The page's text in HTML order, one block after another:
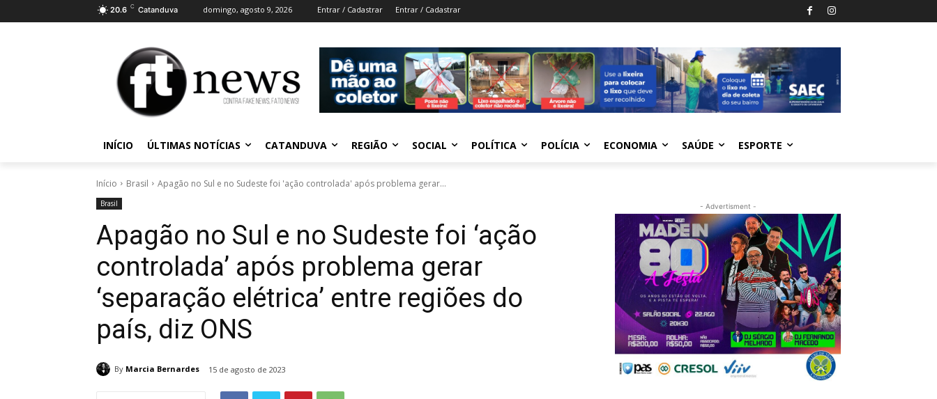
20.6 C Catanduva domingo, agosto 9, 2026 Entrar / Cadastrar Entrar / Cadastrar
INÍCIO ÚLTIMAS NOTÍCIAS CATANDUVA REGIÃO SOCIAL POLÍTICA POLÍCIA ECONOMIA SAÚDE ESPORTE
Início Brasil Apagão no Sul e no Sudeste foi 'ação controlada' após problema gerar...
Brasil
Apagão no Sul e no Sudeste foi ‘ação
controlada’ após problema gerar
‘separação elétrica’ entre regiões do
país, diz ONS
By Marcia Bernardes 15 de agosto de 2023
- Advertisment -